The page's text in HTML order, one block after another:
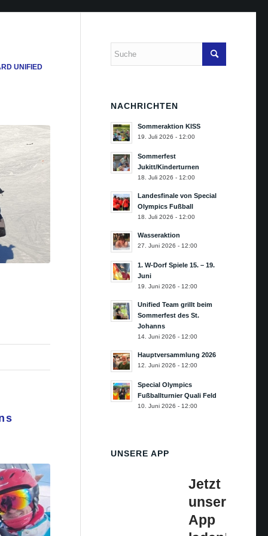
UNIFIED
NACHRICHTEN
Sommeraktion KISS
19. Juli 2026 - 12:00
Sommerfest
Jukitt/Kinderturnen
18. Juli 2026 - 12:00
Landesfinale von Special
Olympics Fußball
18. Juli 2026 - 12:00
Wasseraktion
27. Juni 2026 - 12:00
1. W-Dorf Spiele 15. – 19.
Juni
19. Juni 2026 - 12:00
Unified Team grillt beim
Sommerfest des St.
Johanns
14. Juni 2026 - 12:00
Hauptversammlung 2026
12. Juni 2026 - 12:00
Special Olympics
Fußballturnier Quali Feld
10. Juni 2026 - 12:00
UNSERE APP
Jetzt
unsere
App